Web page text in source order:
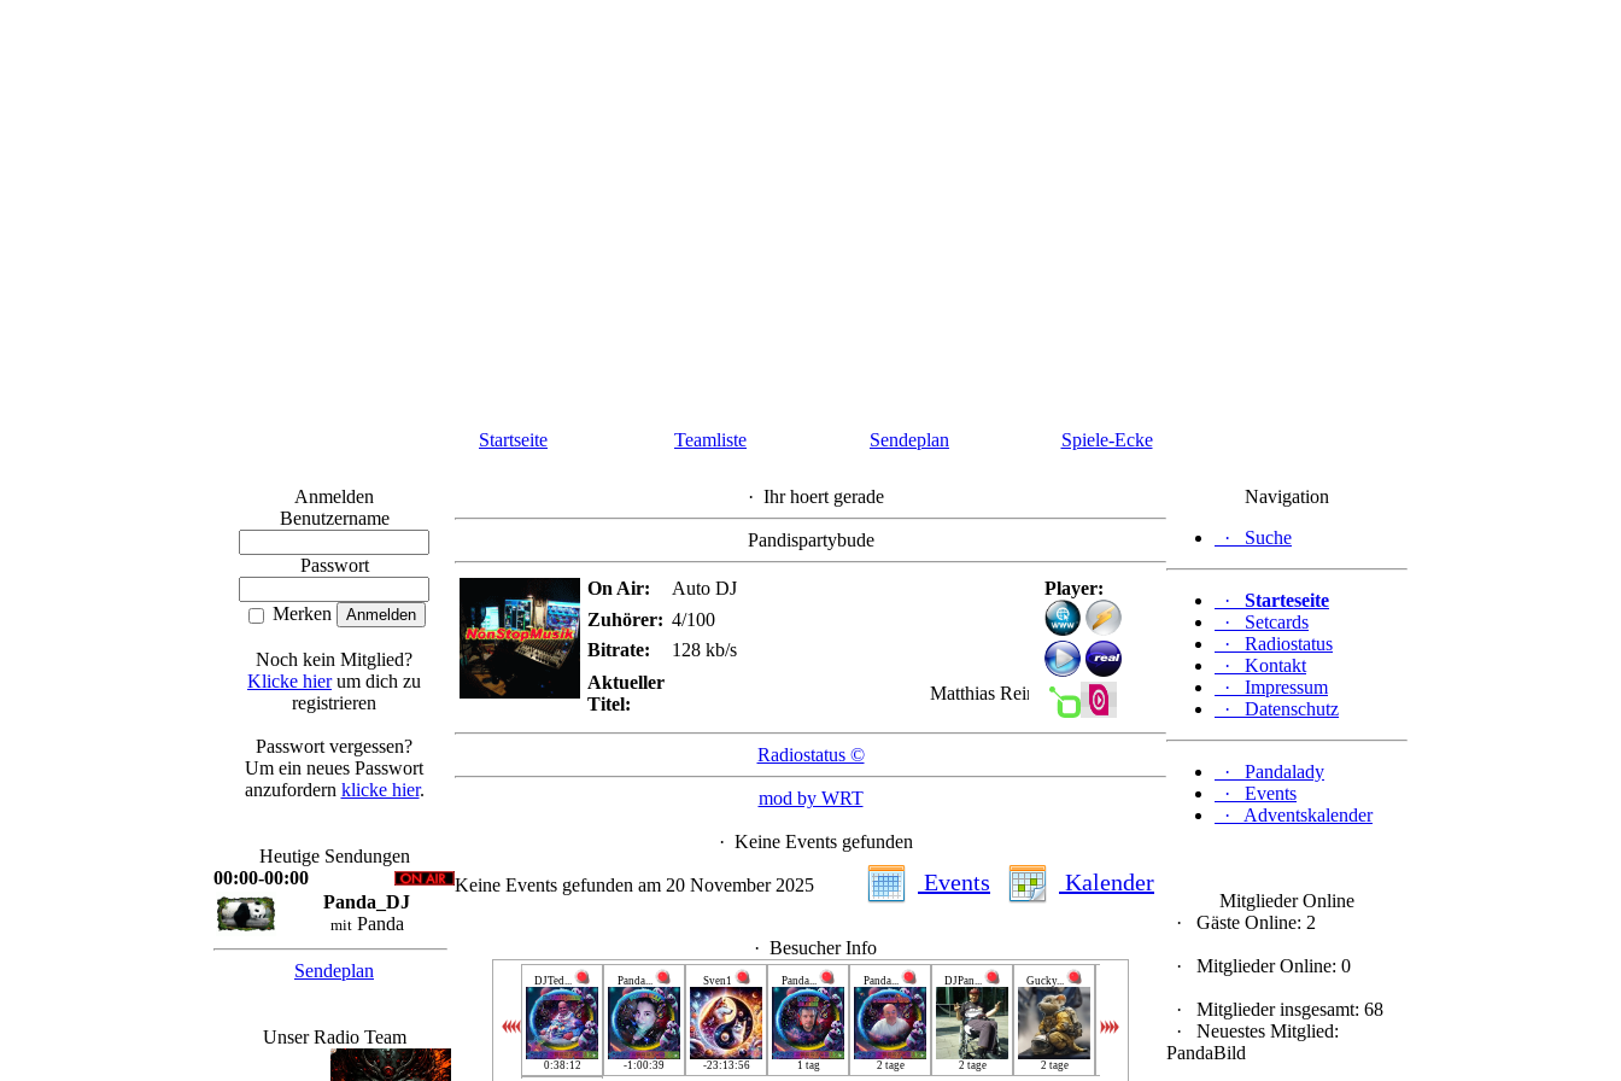
Startseite Teamliste Sendeplan Spiele-Ecke
Anmelden
Benutzername
Passwort
Merken
Noch kein Mitglied?
Klicke hierum dich zu
registrieren
Passwort vergessen?
Um ein neues Passwort
anzufordern klicke hier.
Heutige Sendungen
00:00-00:00
Panda_DJ
mitPanda
Sendeplan
Unser Radio Team
· Ihr hoert gerade
Pandispartybude
On Air: Auto DJ
Player:
Zuhörer: 4/100
Bitrate:
128 kb/s
Aktueller
Titel:
Matthias Reim - Lebenslänglich
Radiostatus ©
mod by WRT
· Keine Events gefunden
Events Kalender
Keine Events gefunden am 20 November 2025
· Besucher Info
DJTed...
0:38:12
Panda...
-1:00:39
Sven1
-23:13:56
Panda...
1 tag
Panda...
2 tage
DJPan...
2 tage
Gucky...
2 tage
Navigation
·
Suche
·
Starteseite
·
Setcards
·
Radiostatus
·
Kontakt
·
Impressum
·
Datenschutz
·
Pandalady
·
Events
·
Adventskalender
Mitglieder Online
·
Gäste Online: 2
· Mitglieder Online: 0
·
Mitglieder insgesamt: 68
·
Neuestes Mitglied:
PandaBild